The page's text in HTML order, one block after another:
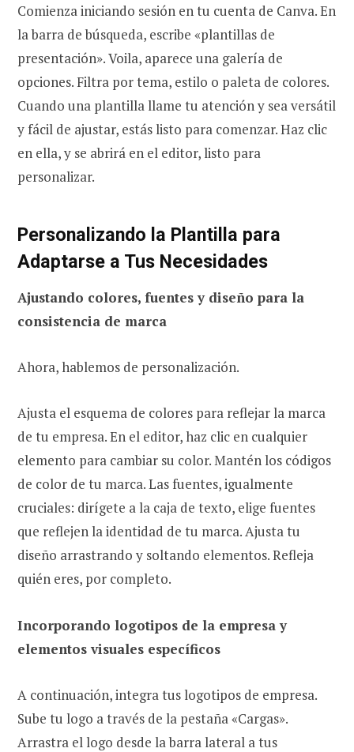
Comienza iniciando sesión en tu cuenta de Canva. En
la barra de búsqueda, escribe «plantillas de
presentación». Voila, aparece una galería de
opciones. Filtra por tema, estilo o paleta de colores.
Cuando una plantilla llame tu atención y sea versátil
y fácil de ajustar, estás listo para comenzar. Haz clic
en ella, y se abrirá en el editor, listo para
personalizar.
Personalizando la Plantilla para
Adaptarse a Tus Necesidades
Ajustando colores, fuentes y diseño para la
consistencia de marca
Ahora, hablemos de personalización.
Ajusta el esquema de colores para reflejar la marca
de tu empresa. En el editor, haz clic en cualquier
elemento para cambiar su color. Mantén los códigos
de color de tu marca. Las fuentes, igualmente
cruciales: dirígete a la caja de texto, elige fuentes
que reflejen la identidad de tu marca. Ajusta tu
diseño arrastrando y soltando elementos. Refleja
quién eres, por completo.
Incorporando logotipos de la empresa y
elementos visuales específicos
A continuación, integra tus logotipos de empresa.
Sube tu logo a través de la pestaña «Cargas».
Arrastra el logo desde la barra lateral a tus